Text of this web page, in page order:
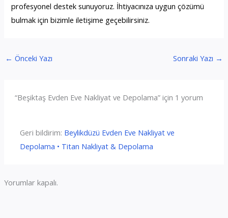
profesyonel destek sunuyoruz. İhtiyacınıza uygun çözümü
bulmak için bizimle iletişime geçebilirsiniz.
← Önceki Yazı Sonraki Yazı →
“Beşiktaş Evden Eve Nakliyat ve Depolama” için 1 yorum
Geri bildirim: Beylikdüzü Evden Eve Nakliyat ve
Depolama • Titan Nakliyat & Depolama
Yorumlar kapalı.